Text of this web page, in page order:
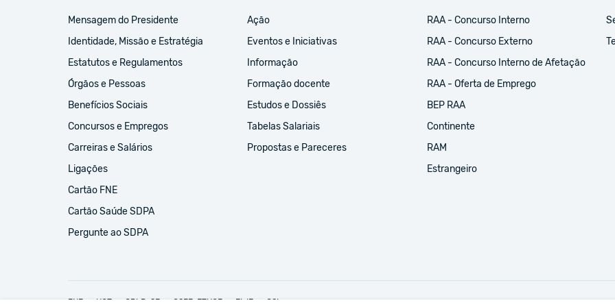
Mensagem do Presidente
Identidade, Missão e Estratégia
Estatutos e Regulamentos
Órgãos e Pessoas
Benefícios Sociais
Concursos e Empregos
Carreiras e Salários
Ligações
Cartão FNE
Cartão Saúde SDPA
Pergunte ao SDPA
Ação
Eventos e Iniciativas
Informação
Formação docente
Estudos e Dossiês
Tabelas Salariais
Propostas e Pareceres
RAA - Concurso Interno
RAA - Concurso Externo
RAA - Concurso Interno de Afetação
RAA - Oferta de Emprego
BEP RAA
Continente
RAM
Estrangeiro
FNE UGT CPLP-SE CSEE-ETUCE EI-IE CSI